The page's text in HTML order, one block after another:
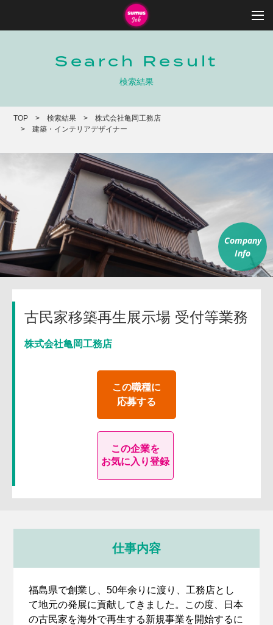
Search Result
検索結果
TOP 検索結果
株式会社亀岡工務店
建築・インテリアデザイナー
Company
Info
古民家移築再生展示場 受付等業務
株式会社亀岡工務店
この職種に
応募する
この企業を
お気に入り登録
仕事内容
福島県で創業し、50年余りに渡り、工務店とし
て地元の発展に貢献してきました。この度、日本
の古民家を海外で再生する新規事業を開始するに